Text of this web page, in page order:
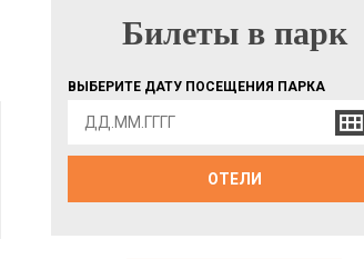
БИЛЕТЫ В ПАРК
Билеты в парк
ВЫБЕРИТЕ ДАТУ ПОСЕЩЕНИЯ ПАРКА
ОТЕЛИ